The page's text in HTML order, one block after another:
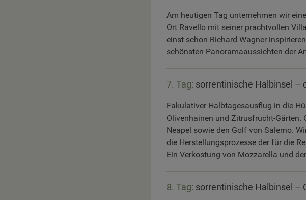
Am heutigen Tag unternehmen wir
Ort Ravello mit seiner prachtvollen
einst schon Richard Wagner
schönsten Panoramaaussichten der
7. Tag: sorrentinische Halbinsel –
Fakulativer Halbtagesausflug in die
Olivenhainen und Zitrusfrucht-Gärten.
Neapel sowie den Golf von Salerno.
die Herstellungsprozesse der für die
Ein Verkostung von Mozzarella und
8. Tag: sorrentinische Halbinsel –